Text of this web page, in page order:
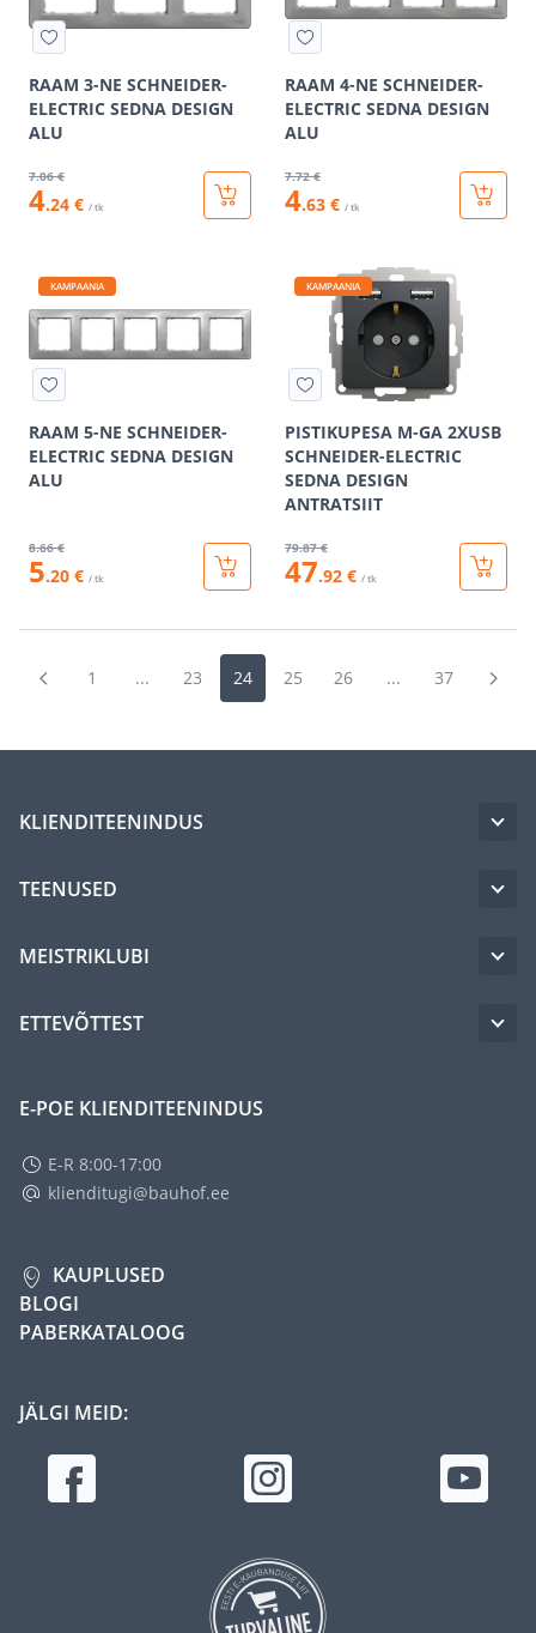
RAAM 3-NE SCHNEIDER-
ELECTRIC SEDNA DESIGN
ALU
7.06 €
4.24 € / tk
RAAM 4-NE SCHNEIDER-
ELECTRIC SEDNA DESIGN
ALU
7.72 €
4.63 € / tk
KAMPAANIA
RAAM 5-NE SCHNEIDER-
ELECTRIC SEDNA DESIGN
ALU
8.66 €
5.20 € / tk
KAMPAANIA
PISTIKUPESA M-GA 2XUSB
SCHNEIDER-ELECTRIC
SEDNA DESIGN
ANTRATSIIT
79.87 €
47.92 € / tk
1 ... 23 24 25 26 ... 37
KLIENDITEENINDUS
TEENUSED
MEISTRIKLUBI
ETTEVÕTTEST
E-POE KLIENDITEENINDUS
E-R 8:00-17:00
klienditugi@bauhof.ee
KAUPLUSED
BLOGI
PABERKATALOOG
JÄLGI MEID: